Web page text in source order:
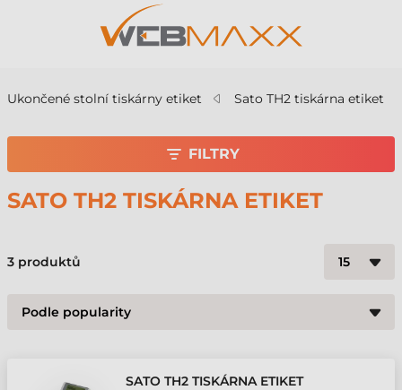
Ukončené stolní tiskárny etiket Sato TH2 tiskárna etiket
SATO TH2 TISKÁRNA ETIKET
3 produktů
SATO TH2 TISKÁRNA ETIKET
FILTRY